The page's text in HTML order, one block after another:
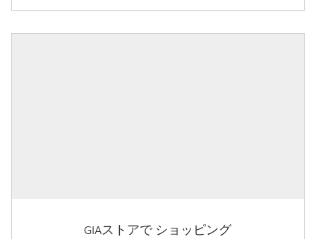
GIAストアで ショッピング